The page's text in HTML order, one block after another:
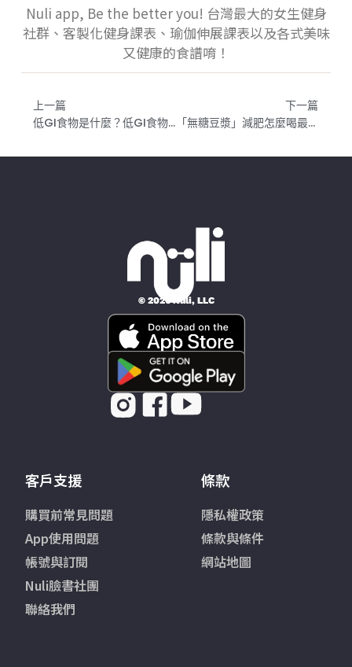
Nuli app, Be the better you! 台灣最大的女生健身
社群、客製化健身課表、瑜伽伸展課表以及各式美味
又健康的食譜唷！
上一篇
低GI食物是什麼？低GI食物有哪些好處？低升糖指數飲食指南
下一篇
「無糖豆漿」減肥怎麼喝最好？喝對時間和份量是關鍵！無糖豆漿增肌減脂指南
© 2026 Nüli, LLC
客戶支援
購買前常見問題
App使用問題
帳號與訂閱
Nuli臉書社團
聯絡我們
條款
隱私權政策
條款與條件
網站地圖